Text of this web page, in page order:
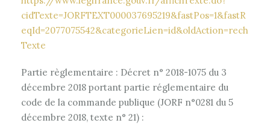
cidTexte=JORFTEXT000037695219&fastPos=1&fastR
eqId=2077075542&categorieLien=id&oldAction=rech
Texte
Partie règlementaire : Décret n° 2018-1075 du 3
décembre 2018 portant partie réglementaire du
code de la commande publique (JORF n°0281 du 5
décembre 2018, texte n° 21) :